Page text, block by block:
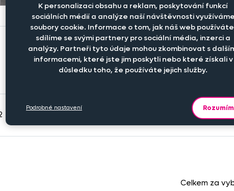
-
Celkem za
K personalizaci obsahu a reklam, poskytování funkcí
sociálních médií a analýze naší návštěvnosti využíváme
soubory cookie. Informace o tom, jak náš web
sdílíme se svými partnery pro sociální média, inzerci a
analýzy. Partneři tyto údaje mohou zkombinovat s
informacemi, které jste jim poskytli nebo které získali v
důsledku toho, že používáte jejich služby.
Rozumím
Podrobné nastavení